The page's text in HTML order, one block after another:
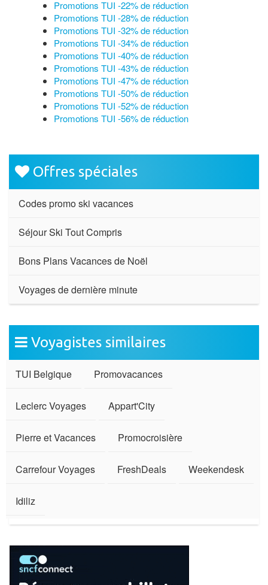
Promotions TUI -22% de réduction
Promotions TUI -28% de réduction
Promotions TUI -32% de réduction
Promotions TUI -34% de réduction
Promotions TUI -40% de réduction
Promotions TUI -43% de réduction
Promotions TUI -47% de réduction
Promotions TUI -50% de réduction
Promotions TUI -52% de réduction
Promotions TUI -56% de réduction
Offres spéciales
Codes promo ski vacances
Séjour Ski Tout Compris
Bons Plans Vacances de Noël
Voyages de dernière minute
Voyagistes similaires
TUI Belgique Promovacances
Leclerc Voyages Appart'City
Pierre et Vacances Promocroisière
Carrefour Voyages FreshDeals Weekendesk
Idiliz